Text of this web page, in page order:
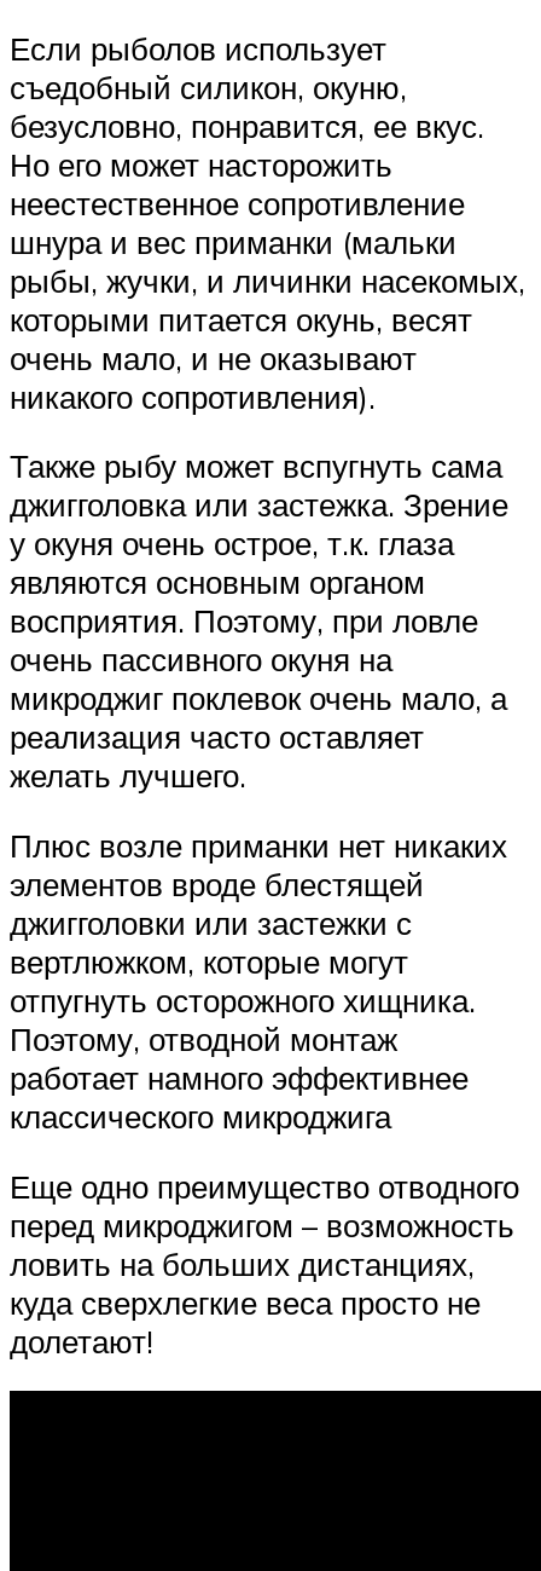
Если рыболов использует
съедобный силикон, окуню,
безусловно, понравится, ее вкус.
Но его может насторожить
неестественное сопротивление
шнура и вес приманки (мальки
рыбы, жучки, и личинки насекомых,
которыми питается окунь, весят
очень мало, и не оказывают
никакого сопротивления).
Также рыбу может вспугнуть сама
джигголовка или застежка. Зрение
у окуня очень острое, т.к. глаза
являются основным органом
восприятия. Поэтому, при ловле
очень пассивного окуня на
микроджиг поклевок очень мало, а
реализация часто оставляет
желать лучшего.
Плюс возле приманки нет никаких
элементов вроде блестящей
джигголовки или застежки с
вертлюжком, которые могут
отпугнуть осторожного хищника.
Поэтому, отводной монтаж
работает намного эффективнее
классического микроджига
Еще одно преимущество отводного
перед микроджигом – возможность
ловить на больших дистанциях,
куда сверхлегкие веса просто не
долетают!